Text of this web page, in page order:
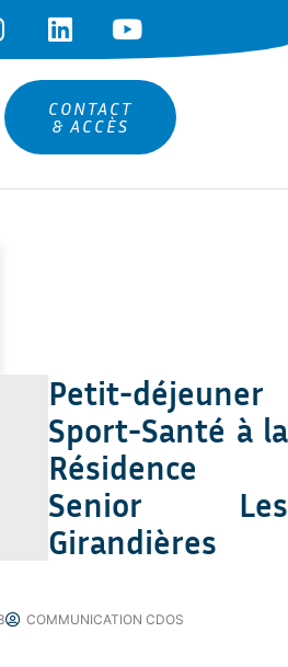
CONTACT
& ACCÈS
Petit-déjeuner
Sport-Santé à la
Résidence
Senior Les
Girandières
COMMUNICATION CDOS